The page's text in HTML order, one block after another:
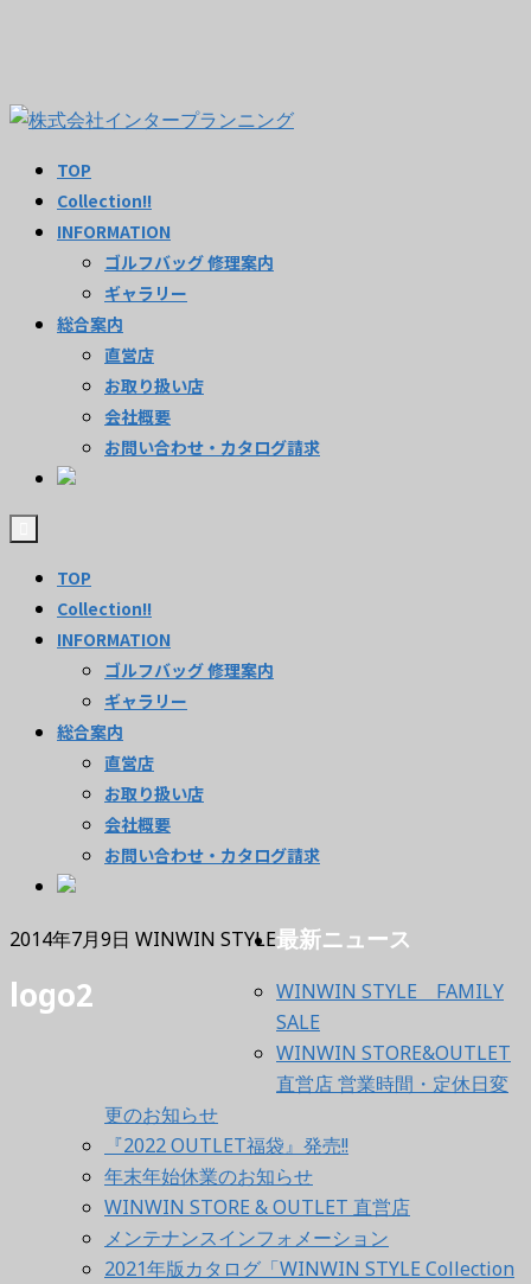
TOP
Collection!!
INFORMATION
ゴルフバッグ 修理案内
ギャラリー
総合案内
直営店
お取り扱い店
会社概要
お問い合わせ・カタログ請求
TOP
Collection!!
INFORMATION
ゴルフバッグ 修理案内
ギャラリー
総合案内
直営店
お取り扱い店
会社概要
お問い合わせ・カタログ請求
2014年7月9日 WINWIN STYLE
logo2
最新ニュース
WINWIN STYLE FAMILY
SALE
WINWIN STORE&OUTLET
直営店 営業時間・定休日変
更のお知らせ
『2022 OUTLET福袋』発売!!
年末年始休業のお知らせ
WINWIN STORE & OUTLET 直営店
メンテナンスインフォメーション
2021年版カタログ「WINWIN STYLE Collection